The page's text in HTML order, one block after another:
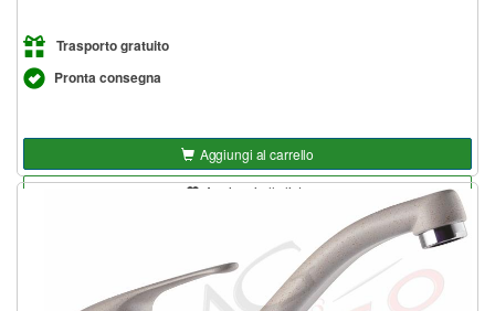
Trasporto gratuito
Pronta consegna
Aggiungi al carrello
Aggiungi alla lista